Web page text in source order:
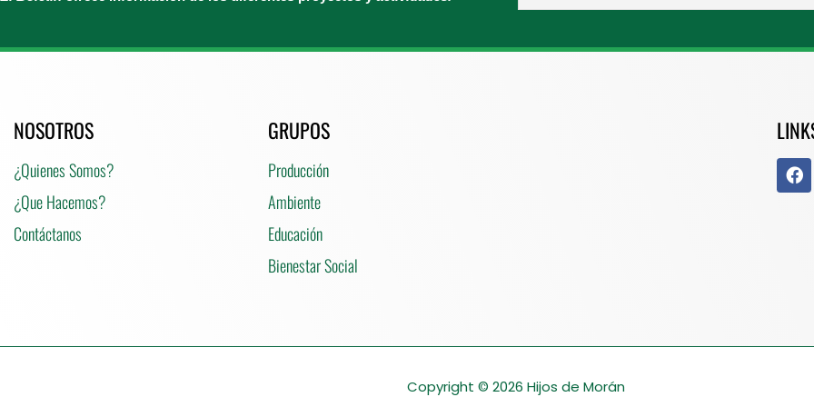
NOSOTROS
¿Quienes Somos?
¿Que Hacemos?
Contáctanos
GRUPOS
Producción
Ambiente
Educación
Bienestar Social
Copyright © 2026 Hijos de Morán